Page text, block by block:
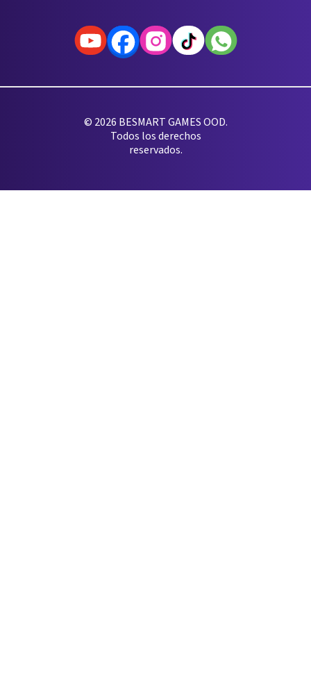
© 2026 BESMART GAMES OOD.
Todos los derechos
reservados.